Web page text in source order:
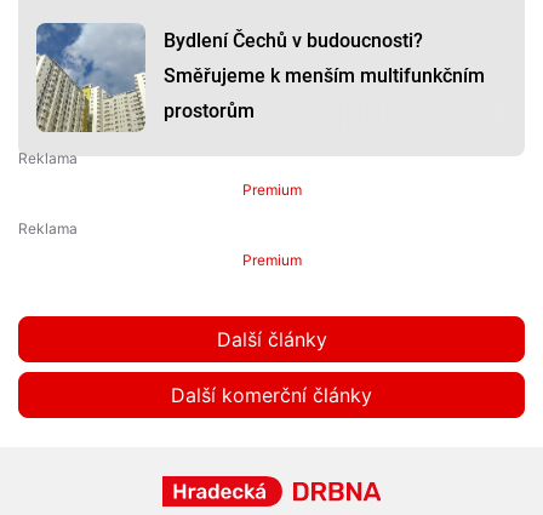
Bydlení Čechů v budoucnosti?
Směřujeme k menším multifunkčním
prostorům
Premium
Premium
Další články
Další komerční články